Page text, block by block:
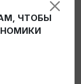
ЧТОБЫ